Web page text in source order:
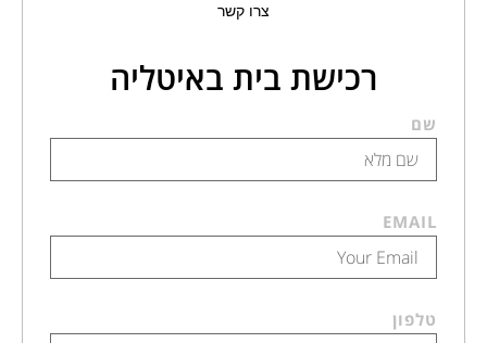
צרו קשר
רכישת בית באיטליה
שם
EMAIL
טלפון